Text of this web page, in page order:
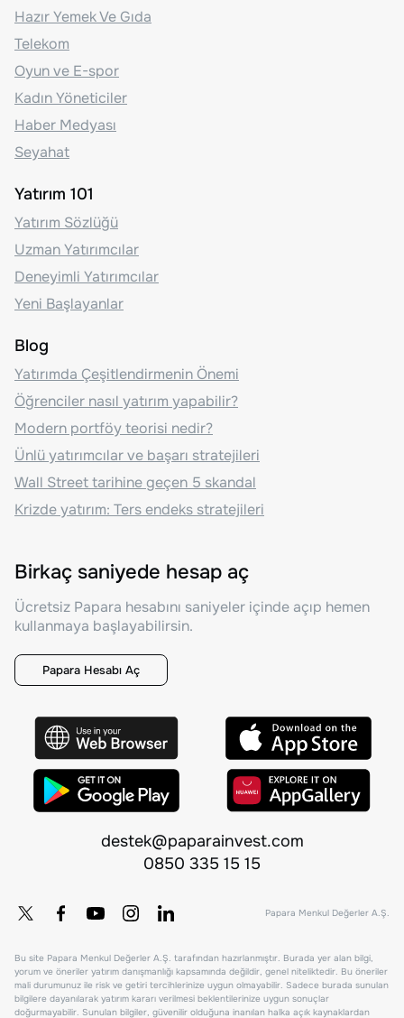
Hazır Yemek Ve Gıda
Telekom
Oyun ve E-spor
Kadın Yöneticiler
Haber Medyası
Seyahat
Yatırım 101
Yatırım Sözlüğü
Uzman Yatırımcılar
Deneyimli Yatırımcılar
Yeni Başlayanlar
Blog
Yatırımda Çeşitlendirmenin Önemi
Öğrenciler nasıl yatırım yapabilir?
Modern portföy teorisi nedir?
Ünlü yatırımcılar ve başarı stratejileri
Wall Street tarihine geçen 5 skandal
Krizde yatırım: Ters endeks stratejileri
Birkaç saniyede hesap aç
Ücretsiz Papara hesabını saniyeler içinde açıp hemen
kullanmaya başlayabilirsin.
Papara Hesabı Aç
destek@paparainvest.com
0850 335 15 15
Papara Menkul Değerler A.Ş.
Bu site Papara Menkul Değerler A.Ş. tarafından hazırlanmıştır. Burada yer alan bilgi,
yorum ve öneriler yatırım danışmanlığı kapsamında değildir, genel niteliktedir. Bu öneriler
mali durumunuz ile risk ve getiri tercihlerinize uygun olmayabilir. Sadece burada sunulan
bilgilere dayanılarak yatırım kararı verilmesi beklentilerinize uygun sonuçlar
doğurmayabilir. Sunulan bilgiler, güvenilir olduğuna inanılan halka açık kaynaklardan